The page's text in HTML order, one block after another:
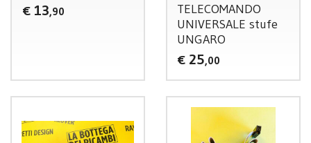
€ 13,90
TELECOMANDO
UNIVERSALE stufe
UNGARO
€ 25,00